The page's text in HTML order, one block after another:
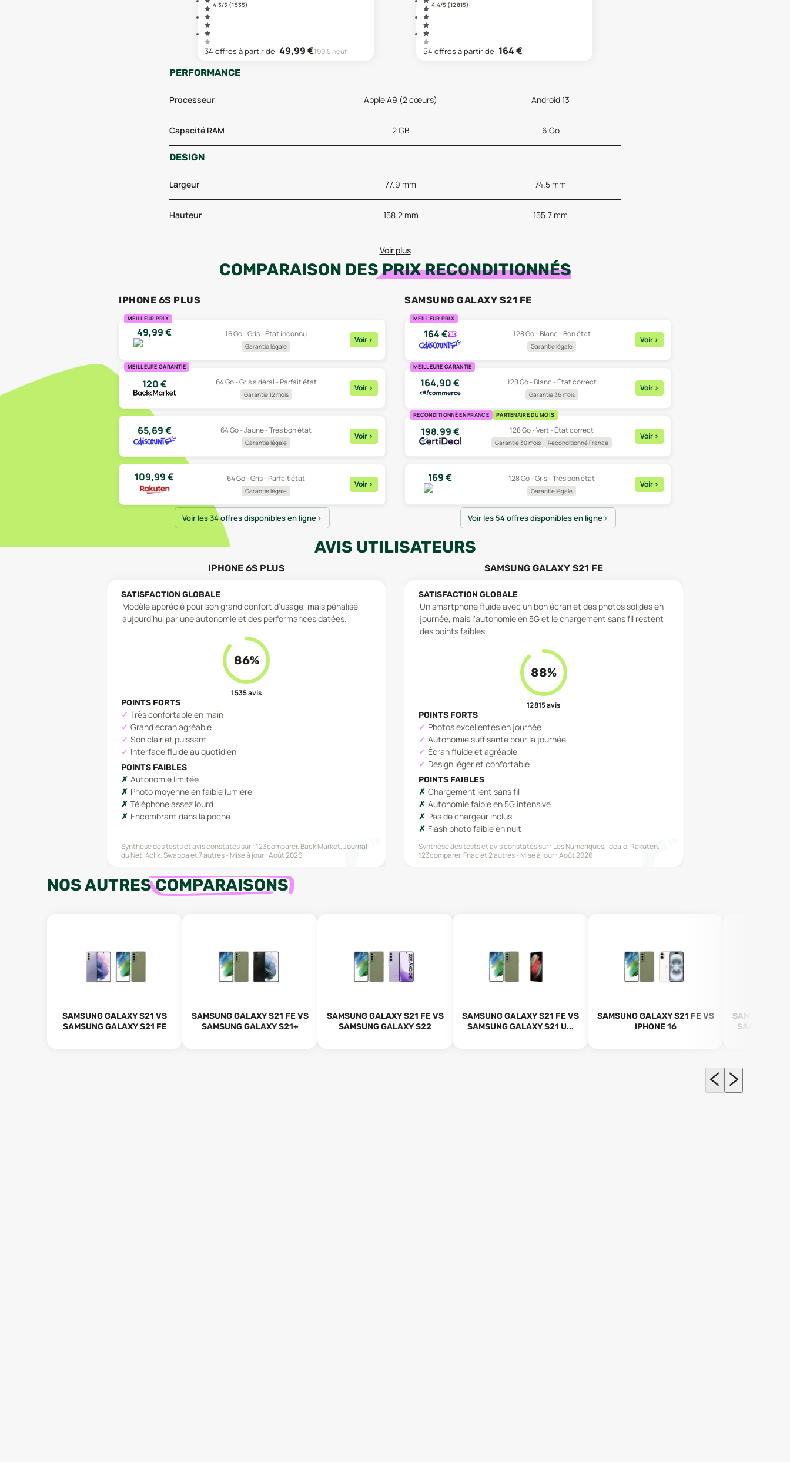
4.3/5 (1 535)
34 offresà partir de :49,99€199€ neuf
4.4/5 (12 815)
54 offresà partir de :164€
PERFORMANCE
Processeur Apple A9 (2 cœurs) Android 13
Capacité RAM 2 GB 6 Go
DESIGN
Largeur 77.9 mm 74.5 mm
Hauteur 158.2 mm 155.7 mm
Voir plus
COMPARAISON DESPRIX RECONDITIONNÉS
IPHONE 6S PLUS
MEILLEUR PRIX
49,99€ 16 Go - Gris - État inconnu
Garantie légale
Voir >
MEILLEURE GARANTIE
120€ 64 Go - Gris sidéral - Parfait état
Garantie 12 mois
Voir >
65,69€ 64 Go - Jaune - Très bon état
Garantie légale
Voir >
109,99€ 64 Go - Gris - Parfait état
Garantie légale
Voir >
Voir les 34 offres disponibles en ligne
SAMSUNG GALAXY S21 FE
MEILLEUR PRIX
164€ 128 Go - Blanc - Bon état
Garantie légale
Voir >
MEILLEURE GARANTIE
164,90€ 128 Go - Blanc - État correct
Garantie 36 mois
Voir >
RECONDITIONNÉ EN FRANCE PARTENAIRE DU MOIS
198,99€ 128 Go - Vert - État correct
Garantie 30 mois Reconditionné France
Voir >
169€ 128 Go - Gris - Très bon état
Garantie légale
Voir >
Voir les 54 offres disponibles en ligne
AVIS UTILISATEURS
IPHONE 6S PLUS
SATISFACTION GLOBALE
Modèle apprécié pour son grand confort d’usage, mais pénalisé
aujourd’hui par une autonomie et des performances datées.
86%
1 535avis
POINTS FORTS
Très confortable en main
Grand écran agréable
Son clair et puissant
Interface fluide au quotidien
POINTS FAIBLES
Autonomie limitée
Photo moyenne en faible lumière
Téléphone assez lourd
Encombrant dans la poche
Synthèse des tests et avis constatés sur : 123comparer, Back Market, Journal
du Net, 4clik, Swappaet 7 autres Mise à jour :Août 2026
SAMSUNG GALAXY S21 FE
SATISFACTION GLOBALE
Un smartphone fluide avec un bon écran et des photos solides en
journée, mais l'autonomie en 5G et le chargement sans fil restent
des points faibles.
88%
12 815avis
POINTS FORTS
Photos excellentes en journée
Autonomie suffisante pour la journée
Écran fluide et agréable
Design léger et confortable
POINTS FAIBLES
Chargement lent sans fil
Autonomie faible en 5G intensive
Pas de chargeur inclus
Flash photo faible en nuit
Synthèse des tests et avis constatés sur : Les Numériques, Idealo, Rakuten,
123comparer, Fnacet 2 autres Mise à jour :Août 2026
NOS AUTRESCOMPARAISONS
SAMSUNG GALAXY S21 VS
SAMSUNG GALAXY S21 FE
SAMSUNG GALAXY S21 FE VS
SAMSUNG GALAXY S21+
SAMSUNG GALAXY S21 FE VS
SAMSUNG GALAXY S22
SAMSUNG GALAXY S21 FE VS
SAMSUNG GALAXY S21 U...
SAMSUNG GALAXY S21 FE VS
IPHONE 16
SAMSUNG
SAMSUNG